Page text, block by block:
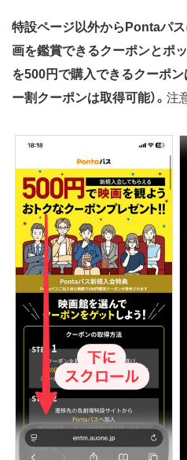
特設ページ以外からPontaパス
画を鑑賞できるクーポンとポ
を500円で購入できるクーポン
ー割クーポンは取得可能）。 注